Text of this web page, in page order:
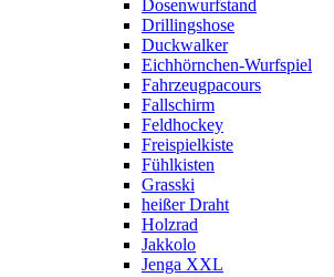
Dosenwurfstand
Drillingshose
Duckwalker
Eichhörnchen-Wurfspiel
Fahrzeugpacours
Fallschirm
Feldhockey
Freispielkiste
Fühlkisten
Grasski
heißer Draht
Holzrad
Jakkolo
Jenga XXL